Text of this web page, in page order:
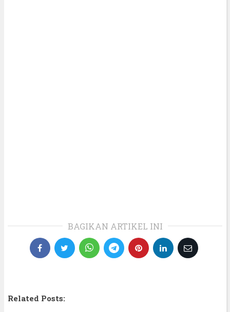
BAGIKAN ARTIKEL INI
Related Posts: